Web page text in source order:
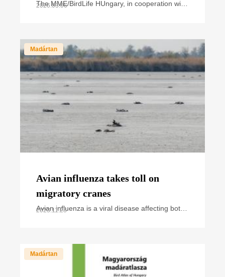
The MME/BirdLife HUngary, in cooperation with
2026.03.06
Madártan
Avian influenza takes toll on
migratory cranes
Avian influenza is a viral disease affecting both
2023.11.28
Madártan